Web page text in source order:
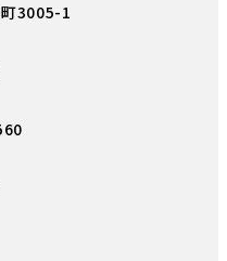
3005-1